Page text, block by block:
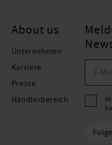
About us
Unternehmen
Karriere
Presse
Händlerbereich